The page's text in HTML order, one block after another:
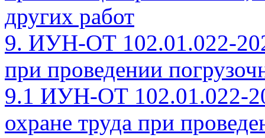
других работ
9. ИУН-ОТ 102.01.022-
при проведении
9.1 ИУН-ОТ 102.01.022-
охране труда при